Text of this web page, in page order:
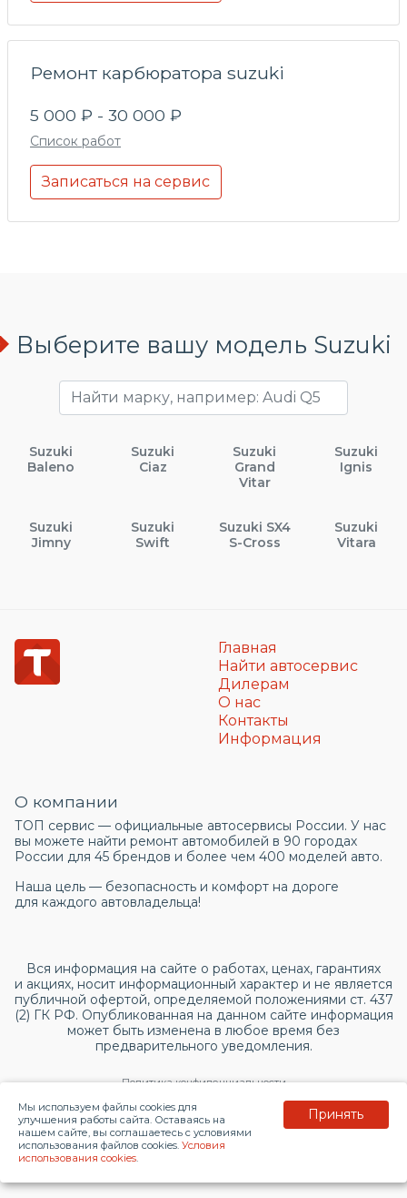
Ремонт карбюратора suzuki
5 000 ₽ - 30 000 ₽
Список работ
Записаться на сервис
Выберите вашу модель Suzuki
Suzuki
Baleno
Suzuki
Ciaz
Suzuki
Grand
Vitar
Suzuki
Ignis
Suzuki
Jimny
Suzuki
Swift
Suzuki SX4
S-Cross
Suzuki
Vitara
Главная
Найти автосервис
Дилерам
О нас
Контакты
Информация
О компании
ТОП сервис — официальные автосервисы России. У нас
вы можете найти ремонт автомобилей в 90 городах
России для 45 брендов и более чем 400 моделей авто.
Наша цель — безопасность и комфорт на дороге
для каждого автовладельца!
Вся информация на сайте о работах, ценах, гарантиях
и акциях, носит информационный характер и не является
публичной офертой, определяемой положениями ст. 437
(2) ГК РФ. Опубликованная на данном сайте информация
может быть изменена в любое время без
предварительного уведомления.
Политика конфиденциальности
Согласие на обработку персональных данных
© 2026 topservice.su
Мы используем файлы cookies для
улучшения работы сайта. Оставаясь на
нашем сайте, вы соглашаетесь с условиями
использования файлов cookies. Условия
использования cookies.
Принять